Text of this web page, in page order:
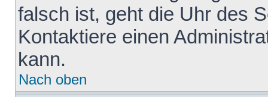
falsch ist, geht die Uhr des
Kontaktiere einen
kann.
Nach oben